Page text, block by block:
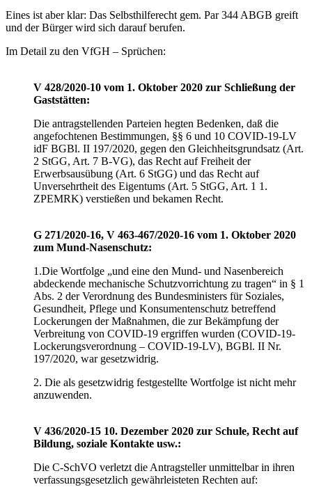
Eines ist aber klar: Das Selbsthilferecht gem. Par 344 ABGB greift
und der Bürger wird sich darauf berufen.
Im Detail zu den VfGH – Sprüchen:
V 428/2020-10 vom 1. Oktober 2020 zur Schließung der
Gaststätten:
Die antragstellenden Parteien hegten Bedenken, daß die
angefochtenen Bestimmungen, §§ 6 und 10 COVID-19-LV
idF BGBl. II 197/2020, gegen den Gleichheitsgrundsatz (Art.
2 StGG, Art. 7 B-VG), das Recht auf Freiheit der
Erwerbsausübung (Art. 6 StGG) und das Recht auf
Unversehrtheit des Eigentums (Art. 5 StGG, Art. 1 1.
ZPEMRK) verstießen und bekamen Recht.
G 271/2020-16, V 463-467/2020-16 vom 1. Oktober 2020
zum Mund-Nasenschutz:
1.Die Wortfolge „und eine den Mund- und Nasenbereich
abdeckende mechanische Schutzvorrichtung zu tragen“ in § 1
Abs. 2 der Verordnung des Bundesministers für Soziales,
Gesundheit, Pflege und Konsumentenschutz betreffend
Lockerungen der Maßnahmen, die zur Bekämpfung der
Verbreitung von COVID-19 ergriffen wurden (COVID-19-
Lockerungsverordnung – COVID-19-LV), BGBl. II Nr.
197/2020, war gesetzwidrig.
2. Die als gesetzwidrig festgestellte Wortfolge ist nicht mehr
anzuwenden.
V 436/2020-15 10. Dezember 2020 zur Schule, Recht auf
Bildung, soziale Kontakte usw.:
Die C-SchVO verletzt die Antragsteller unmittelbar in ihren
verfassungsgesetzlich gewährleisteten Rechten auf: